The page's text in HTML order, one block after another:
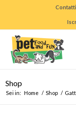
Contatti
Shop
Sei in: Home / Shop /